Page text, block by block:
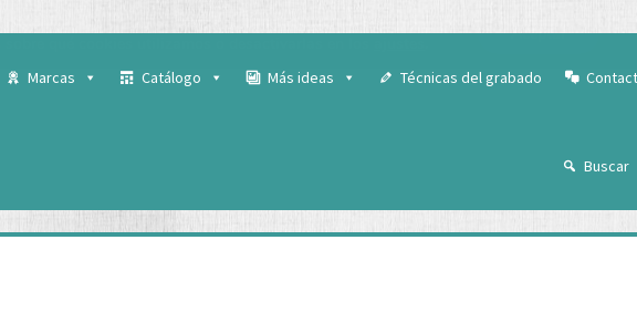
Marcas Catálogo Más ideas Técnicas del grabado
Buscar
Aceptar